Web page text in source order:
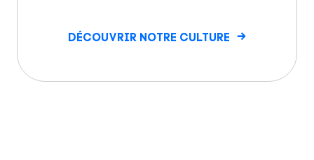
DÉCOUVRIR NOTRE CULTURE